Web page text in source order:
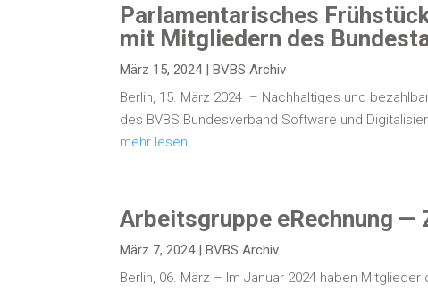
Par­la­men­ta­ri­sches
mit Mit­glie­dern des
März 15, 2024|BVBS Archiv
Ber­lin, 15. März 2024 – Nach­hal­ti­ges und
des BVBS Bun­des­ver­band Soft­ware und
mehr lesen
Arbeits­grup­pe eRe­ch­nung
März 7, 2024|BVBS Archiv
Ber­lin, 06. März – Im Janu­ar 2024 haben